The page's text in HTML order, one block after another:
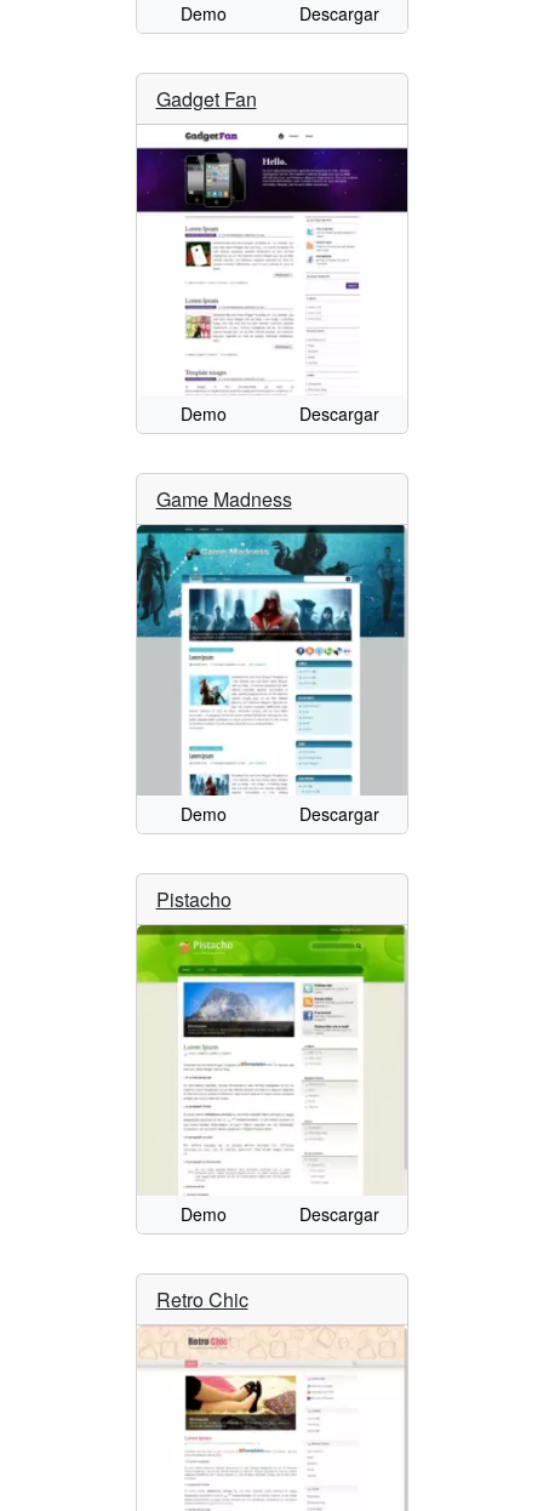
Demo Descargar
Gadget Fan
Demo Descargar
Game Madness
Demo Descargar
Pistacho
Demo Descargar
Retro Chic